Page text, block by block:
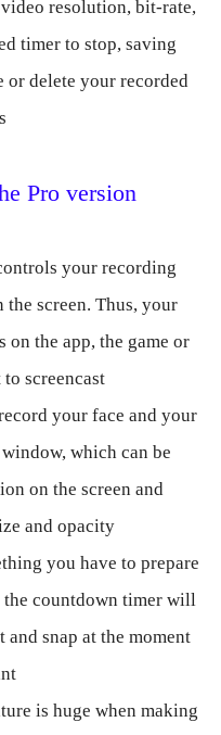
resolution, bit-rate,
timer to stop, saving
delete your recorded
Pro version
your recording
screen. Thus, your
the app, the game or
screencast.
your face and your
which can be
on the screen and
and opacity.
you have to prepare
the countdown timer will
snap at the moment
is huge when making